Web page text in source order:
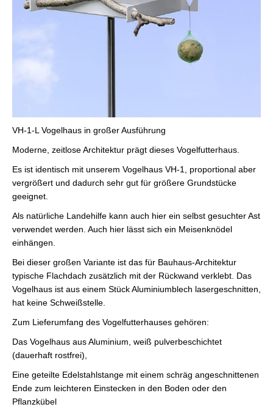
VH-1-L Vogelhaus in großer Ausführung
Moderne, zeitlose Architektur prägt dieses Vogelfutterhaus.
Es ist identisch mit unserem Vogelhaus VH-1, proportional aber
vergrößert und dadurch sehr gut für größere Grundstücke
geeignet.
Als natürliche Landehilfe kann auch hier ein selbst gesuchter Ast
verwendet werden. Auch hier lässt sich ein Meisenknödel
einhängen.
Bei dieser großen Variante ist das für Bauhaus-Architektur
typische Flachdach zusätzlich mit der Rückwand verklebt. Das
Vogelhaus ist aus einem Stück Aluminiumblech lasergeschnitten,
hat keine Schweißstelle.
Zum Lieferumfang des Vogelfutterhauses gehören:
Das Vogelhaus aus Aluminium, weiß pulverbeschichtet
(dauerhaft rostfrei),
Eine geteilte Edelstahlstange mit einem schräg angeschnittenen
Ende zum leichteren Einstecken in den Boden oder den
Pflanzkübel